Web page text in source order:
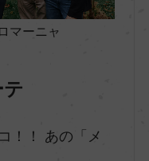
ーニャ
！！ あの「メ